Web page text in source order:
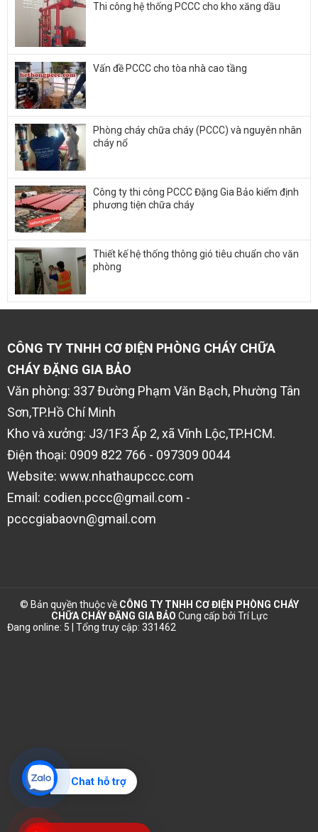
Thi công hệ thống PCCC cho kho xăng dầu
Vấn đề PCCC cho tòa nhà cao tầng
Phòng cháy chữa cháy (PCCC) và nguyên nhân
cháy nổ
Công ty thi công PCCC Đặng Gia Bảo kiểm định
phương tiện chữa cháy
Thiết kế hệ thống thông gió tiêu chuẩn cho văn
phòng
CÔNG TY TNHH CƠ ĐIỆN PHÒNG CHÁY CHỮA
CHÁY ĐẶNG GIA BẢO
Văn phòng: 337 Đường Phạm Văn Bạch, Phường Tân
Sơn,TP.Hồ Chí Minh
Kho và xưởng: J3/1F3 Ấp 2, xã Vĩnh Lộc,TP.HCM.
Điện thoại: 0909 822 766 - 097309 0044
Website: www.nhathaupccc.com
Email: codien.pccc@gmail.com -
pcccgiabaovn@gmail.com
© Bản quyền thuộc về CÔNG TY TNHH CƠ ĐIỆN PHÒNG CHÁY
CHỮA CHÁY ĐẶNG GIA BẢO Cung cấp bởi Trí Lực
Đang online: 5 | Tổng truy cập: 331462
Chat hỗ trợ